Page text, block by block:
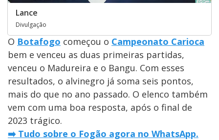
Lance
Divulgação
O Botafogo começou o Campeonato Carioca
bem e venceu as duas primeiras partidas,
venceu o Madureira e o Bangu. Com esses
resultados, o alvinegro já soma seis pontos,
mais do que no ano passado. O elenco também
vem com uma boa resposta, após o final de
2023 trágico.
➡️ Tudo sobre o Fogão agora no WhatsApp.